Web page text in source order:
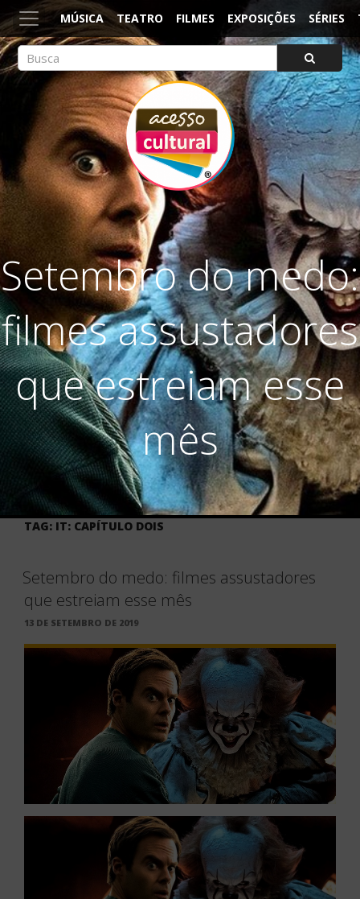
MÚSICA TEATRO FILMES EXPOSIÇÕES SÉRIES
ACESSO CULTURAL
Arte, Cultura Pop e Entretenimento
Setembro do medo:
filmes assustadores
que estreiam esse
mês
TAG: IT: CAPÍTULO DOIS
Setembro do medo: filmes assustadores
que estreiam esse mês
PUBLICADO
13 DE SETEMBRO DE 2019